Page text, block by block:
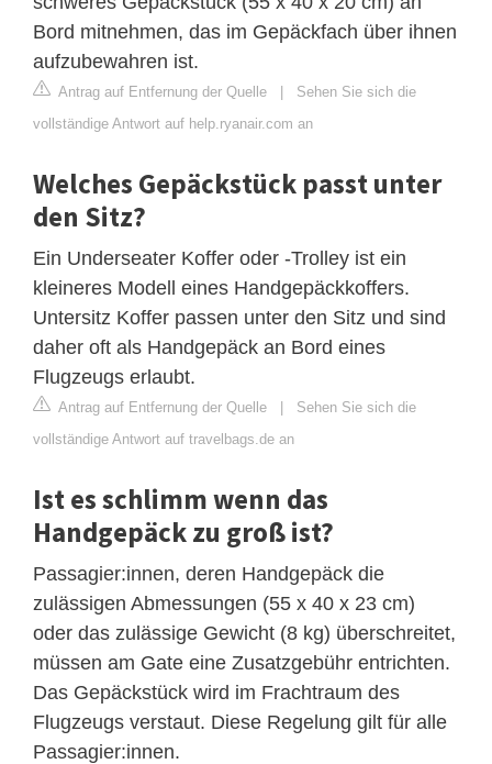
Bord mitnehmen, das im Gepäckfach über ihnen
aufzubewahren ist.
Antrag auf Entfernung der Quelle | Sehen Sie sich die
vollständige Antwort auf help.ryanair.com an
Welches Gepäckstück passt unter
den Sitz?
Ein Underseater Koffer oder -Trolley ist ein
kleineres Modell eines Handgepäckkoffers.
Untersitz Koffer passen unter den Sitz und sind
daher oft als Handgepäck an Bord eines
Flugzeugs erlaubt.
Antrag auf Entfernung der Quelle | Sehen Sie sich die
vollständige Antwort auf travelbags.de an
Ist es schlimm wenn das
Handgepäck zu groß ist?
Passagier:innen, deren Handgepäck die
zulässigen Abmessungen (55 x 40 x 23 cm)
oder das zulässige Gewicht (8 kg) überschreitet,
müssen am Gate eine Zusatzgebühr entrichten.
Das Gepäckstück wird im Frachtraum des
Flugzeugs verstaut. Diese Regelung gilt für alle
Passagier:innen.